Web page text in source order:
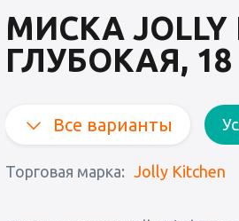
МИСКА
ГЛУБОКАЯ,
Все варианты
Торговая марка: Jolly Kitchen